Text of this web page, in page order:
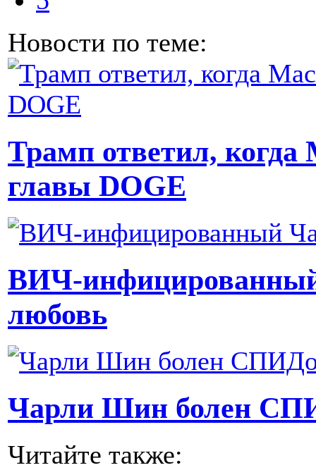
Новости по теме:
Трамп ответил,
главы DOGE
ВИЧ-
любовь
Чарли Шин болен
Читайте также: